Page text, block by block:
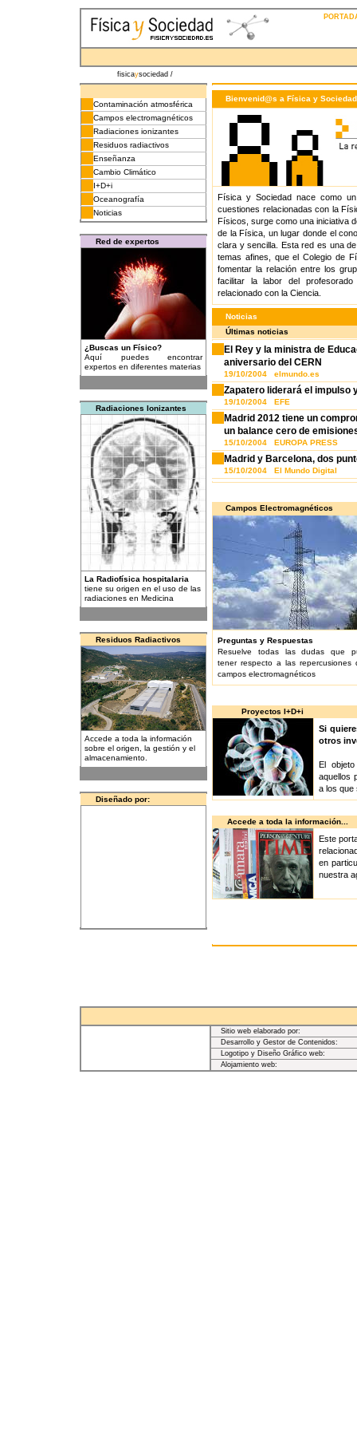
fisicaysociedad /
Contaminación atmosférica
Campos electromagnéticos
Radiaciones ionizantes
Residuos radiactivos
Enseñanza
Cambio Climático
I+D+i
Oceanografía
Noticias
Red de expertos
¿Buscas un Físico?
Aquí puedes encontrar
expertos en diferentes materias
Radiaciones Ionizantes
La Radiofísica hospitalaria
tiene su origen en el uso de las
radiaciones en Medicina
Residuos Radiactivos
Accede a toda la información
sobre el origen, la gestión y el
almacenamiento.
Diseñado por:
Bienvenid@s a Física y Sociedad
Física y Sociedad nace como
cuestiones relacionadas con la
Físicos, surge como una iniciativa
de la Física, un lugar donde el
clara y sencilla. Esta red es una
temas afines, que el Colegio de
fomentar la relación entre los
facilitar la labor del
relacionado con la Ciencia.
Noticias
Últimas noticias
El Rey y la ministra de
aniversario del CERN
19/10/2004 elmundo.es
Zapatero liderará el impulso
19/10/2004 EFE
Madrid 2012 tiene un
un balance cero de
15/10/2004 EUROPA PRESS
Madrid y Barcelona, dos
15/10/2004 El Mundo Digital
Campos Electromagnéticos
Preguntas y Respuestas
Resuelve todas las dudas que
tener respecto a las repercusiones
campos electromagnéticos
Proyectos I+D+i
Si
otros
El
aquellos
a los que
Accede a toda la información...
Este
en
nuestra
Sitio web elaborado por:
Desarrollo y Gestor de Contenidos:
Logotipo y Diseño Gráfico web:
Alojamiento web: